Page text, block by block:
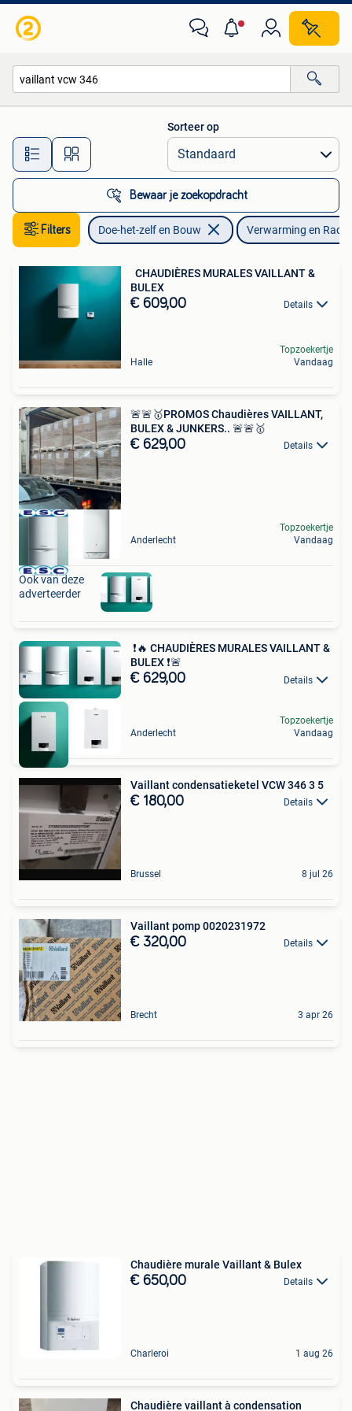
Alle afstanden…
Sorteer op
Bewaar je zoekopdracht
Filters Doe-het-zelf en Bouw Verwarming en
️ ️ CHAUDIÈRES MURALES VAILLANT &
BULEX ️
€ 609,00 Details
Halle
Topzoekertje
Vandaag
🚨🚨🥇PROMOS Chaudières VAILLANT,
BULEX & JUNKERS.. 🚨🚨🥇
€ 629,00 Details
Anderlecht
Topzoekertje
Vandaag
Ook van deze
adverteerder
️ ❗️🔥 CHAUDIÈRES MURALES VAILLANT &
BULEX ❗️🚨
€ 629,00 Details
Anderlecht
Topzoekertje
Vandaag
Vaillant condensatieketel VCW 346 3 5
€ 180,00 Details
Brussel 8 jul 26
Vaillant pomp 0020231972
€ 320,00 Details
Brecht 3 apr 26
Chaudière murale Vaillant & Bulex
€ 650,00 Details
Charleroi 1 aug 26
Chaudière vaillant à condensation